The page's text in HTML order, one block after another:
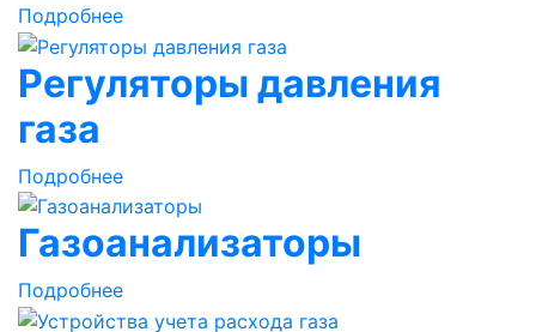
Подробнее
Регуляторы давления
газа
Подробнее
Газоанализаторы
Подробнее